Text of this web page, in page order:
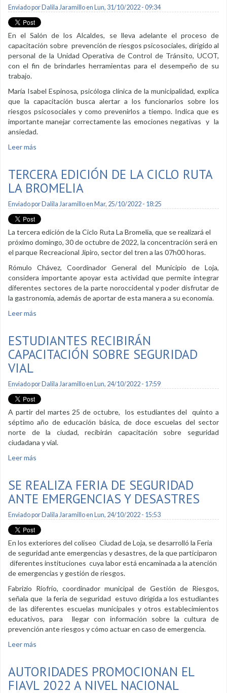
Enviado por Dalila Jaramilloen Lun, 31/10/2022 - 09:34
En el Salón de los Alcaldes, se lleva adelante el proceso de
capacitación sobre prevención de riesgos psicosociales, dirigido al
personal de la Unidad Operativa de Control de Tránsito, UCOT,
con el fin de brindarles herramientas para el desempeño de su
trabajo.
María Isabel Espinosa, psicóloga clínica de la municipalidad, explica
que la capacitación busca alertar a los funcionarios sobre los
riesgos psicosociales y como prevenirlos a tiempo. Indica que es
importante manejar correctamente las emociones negativas y la
ansiedad.
Leer más
TERCERA EDICIÓN DE LA CICLO RUTA
LA BROMELIA
Enviado por Dalila Jaramilloen Mar, 25/10/2022 - 18:25
La tercera edición de la Ciclo Ruta La Bromelia, que se realizará el
próximo domingo, 30 de octubre de 2022, la concentración será en
el parque Recreacional Jipiro, sector del tren a las 07h00 horas.
Rómulo Chávez, Coordinador General del Municipio de Loja,
considera importante apoyar esta actividad que permite integrar
diferentes sectores de la parte noroccidental y poder disfrutar de
la gastronomía, además de aportar de esta manera a su economía.
Leer más
ESTUDIANTES RECIBIRÁN
CAPACITACIÓN SOBRE SEGURIDAD
VIAL
Enviado por Dalila Jaramilloen Lun, 24/10/2022 - 17:59
A partir del martes 25 de octubre, los estudiantes del quinto a
séptimo año de educación básica, de doce escuelas del sector
norte de la ciudad, recibirán capacitación sobre seguridad
ciudadana y vial.
Leer más
SE REALIZA FERIA DE SEGURIDAD
ANTE EMERGENCIAS Y DESASTRES
Enviado por Dalila Jaramilloen Lun, 24/10/2022 - 15:53
En los exteriores del coliseo Ciudad de Loja, se desarrolló la Feria
de seguridad ante emergencias y desastres, de la que participaron
diferentes instituciones cuya labor está encaminada a la atención
de emergencias y gestión de riesgos.
Fabrizio Riofrío, coordinador municipal de Gestión de Riesgos,
señala que la feria de seguridad estuvo dirigida a los estudiantes
de las diferentes escuelas municipales y otros establecimientos
educativos, para llegar con información sobre la cultura de
prevención ante riesgos y cómo actuar en caso de emergencia.
Leer más
AUTORIDADES PROMOCIONAN EL
FIAVL 2022 A NIVEL NACIONAL